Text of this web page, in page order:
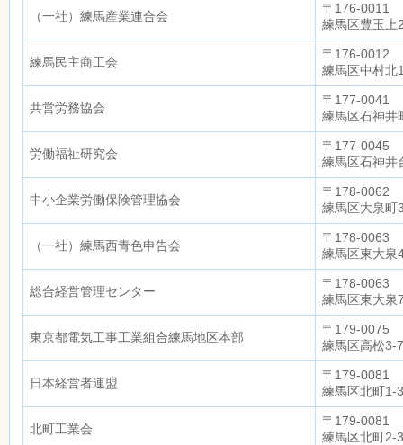
（一社）練馬産業連合会
〒176-0011
練馬区豊玉上
練馬民主商工会
〒176-0012
練馬区中村
共営労務協会
〒177-0041
練馬区石神
労働福祉研究会
〒177-0045
練馬区石神井
中小企業労働保険管理協会
〒178-0062
練馬区大泉町
（一社）練馬西青色申告会
〒178-0063
練馬区東大泉
総合経営管理センター
〒178-0063
練馬区東大泉
東京都電気工事工業組合練馬地区本部
〒179-0075
練馬区高松
日本経営者連盟
〒179-0081
練馬区北町1-
北町工業会
〒179-0081
練馬区北町2-